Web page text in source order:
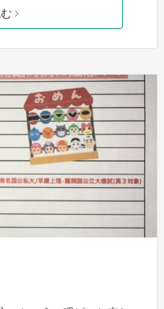
いといけない時間）が短い
ちでした。もし、自分の興
なテーマですが、化学工業
す。例